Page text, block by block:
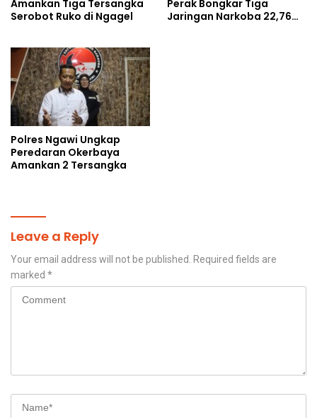
Amankan Tiga Tersangka
Serobot Ruko di Ngagel
Perak Bongkar Tiga
Jaringan Narkoba 22,76
Polres Ngawi Ungkap
Peredaran Okerbaya
Amankan 2 Tersangka
Leave a Reply
Your email address will not be published.
Required fields are
marked *